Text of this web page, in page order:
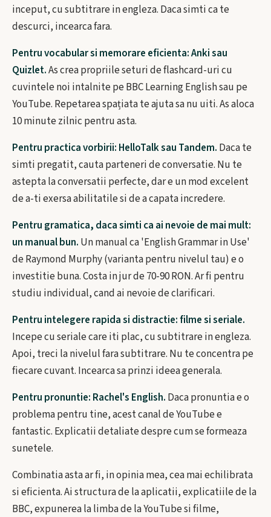
inceput, cu subtitrare in engleza. Daca simti ca te
descurci, incearca fara.
Pentru vocabular si memorare eficienta: Anki sau
Quizlet.As crea propriile seturi de flashcard-uri cu
cuvintele noi intalnite pe BBC Learning English sau pe
YouTube. Repetarea spațiata te ajuta sa nu uiti. As aloca
10 minute zilnic pentru asta.
Pentru practica vorbirii: HelloTalk sau Tandem. Daca te
simti pregatit, cauta parteneri de conversatie. Nu te
astepta la conversatii perfecte, dar e un mod excelent
de a-ti exersa abilitatile si de a capata incredere.
Pentru gramatica, daca simti ca ai nevoie de mai mult:
un manual bun. Un manual ca 'English Grammar in Use'
de Raymond Murphy (varianta pentru nivelul tau) e o
investitie buna. Costa in jur de 70-90 RON. Ar fi pentru
studiu individual, cand ai nevoie de clarificari.
Pentru intelegere rapida si distractie: filme si seriale.
Incepe cu seriale care iti plac, cu subtitrare in engleza.
Apoi, treci la nivelul fara subtitrare. Nu te concentra pe
fiecare cuvant. Incearca sa prinzi ideea generala.
Pentru pronuntie: Rachel's English. Daca pronuntia e o
problema pentru tine, acest canal de YouTube e
fantastic. Explicatii detaliate despre cum se formeaza
sunetele.
Combinatia asta ar fi, in opinia mea, cea mai echilibrata
si eficienta. Ai structura de la aplicatii, explicatiile de la
BBC, expunerea la limba de la YouTube si filme,